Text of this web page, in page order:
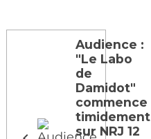
Audience :
"Le Labo
de
Damidot"
commence
timidement
sur NRJ 12